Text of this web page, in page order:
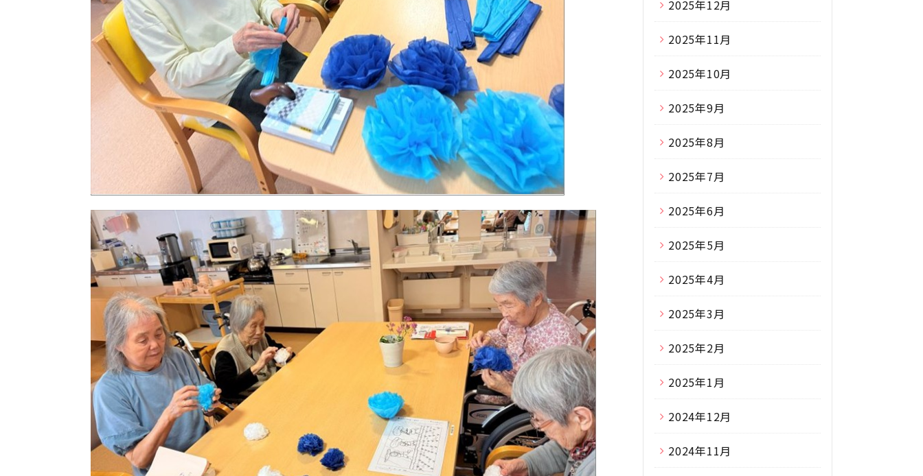
2025年12月
2025年11月
2025年10月
2025年9月
2025年8月
2025年7月
2025年6月
2025年5月
2025年4月
2025年3月
2025年2月
2025年1月
2024年12月
2024年11月